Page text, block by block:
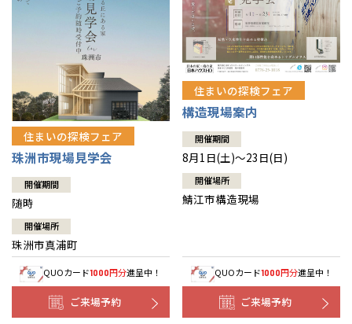
住まいの探検フェア
珠洲市現場見学会
開催期間
随時
開催場所
珠洲市真浦町
QUOカード1000円分進呈中！
ご来場予約
住まいの探検フェア
構造現場案内
開催期間
8月1日(土)～23日(日)
開催場所
鯖江市構造現場
QUOカード1000円分進呈中！
ご来場予約